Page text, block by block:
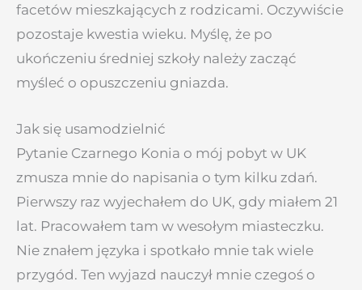
facetów mieszkających z rodzicami. Oczywiście
pozostaje kwestia wieku. Myślę, że po
ukończeniu średniej szkoły należy zacząć
myśleć o opuszczeniu gniazda.
Jak się usamodzielnić
Pytanie Czarnego Konia o mój pobyt w UK
zmusza mnie do napisania o tym kilku zdań.
Pierwszy raz wyjechałem do UK, gdy miałem 21
lat. Pracowałem tam w wesołym miasteczku.
Nie znałem języka i spotkało mnie tak wiele
przygód. Ten wyjazd nauczył mnie czegoś o